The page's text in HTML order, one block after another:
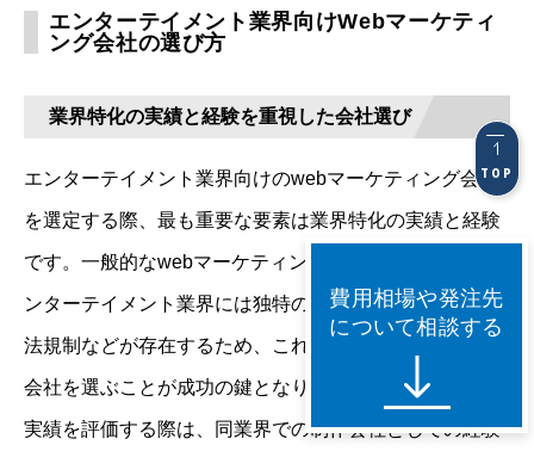
エンターテイメント業界向けWebマーケティ
ング会社の選び方
業界特化の実績と経験を重視した会社選び
エンターテイメント業界向けのwebマーケティング会社
を選定する際、最も重要な要素は業界特化の実績と経験
です。一般的なwebマーケティング会社とは異なり、エ
ンターテイメント業界には独特の商慣習、ファン文化、
法規制などが存在するため、これらを深く理解している
会社を選ぶことが成功の鍵となります。
実績を評価する際は、同業界での制作会社としての経験
TOP
費用相場や発注先
について相談する